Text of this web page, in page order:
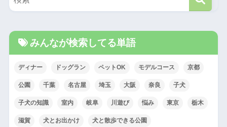
みんなが検索してる単語
ディナー ドッグラン ペットOK モデルコース 京都
公園 千葉 名古屋 埼玉 大阪 奈良 子犬
子犬の知識 室内 岐阜 川遊び 悩み 東京 栃木
滋賀 犬とお出かけ 犬と散歩できる公園